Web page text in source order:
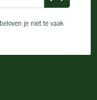
je niet te vaak